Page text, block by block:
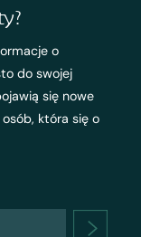
o
do swojej
się nowe
która się o